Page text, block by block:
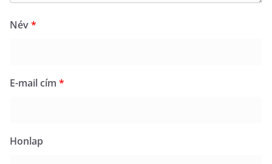
Név*
E-mail cím *
Honlap